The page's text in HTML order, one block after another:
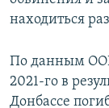
находиться
По данным
2021-го в
Донбассе